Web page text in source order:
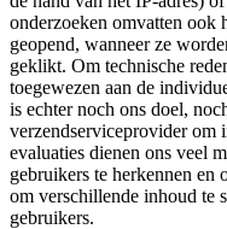
onderzoeken omvatten ook
geopend, wanneer ze
geklikt. Om technische
toegewezen aan de
is echter noch ons doel,
verzendserviceprovider om
evaluaties dienen ons veel
gebruikers te herkennen en
om verschillende inhoud te
gebruikers.